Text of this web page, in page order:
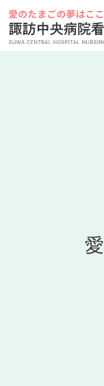
Skip
to
content